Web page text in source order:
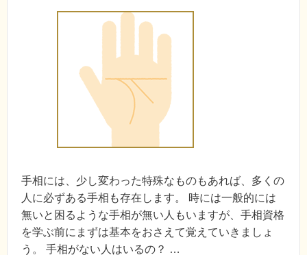
手相には、少し変わった特殊なものもあれば、多くの
人に必ずある手相も存在します。 時には一般的には
無いと困るような手相が無い人もいますが、手相資格
を学ぶ前にまずは基本をおさえて覚えていきましょ
う。 手相がない人はいるの？ …